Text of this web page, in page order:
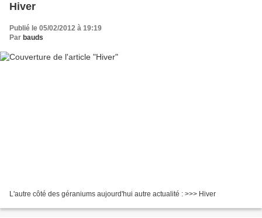
Hiver
Publié le 05/02/2012 à 19:19
Par bauds
L'autre côté des géraniums aujourd'hui autre actualité : >>> Hiver